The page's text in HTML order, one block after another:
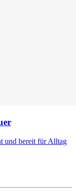
und bereit für Alltag